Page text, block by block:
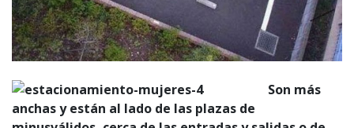
Son más
anchas y están al lado de las plazas de